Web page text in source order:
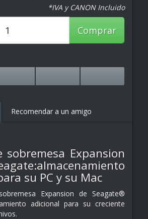
*IVA y CANON Incluido
Comprar
Recomendar a un amigo
sobremesa Expansion
su PC y su Mac
Expansion de Seagate®
adicional para su creciente